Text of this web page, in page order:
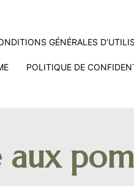
GÉNÉRALES
POLITIQUE DE